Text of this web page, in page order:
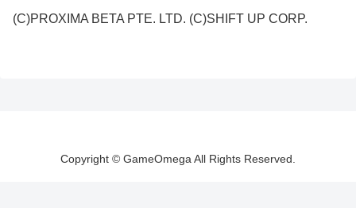
(C)PROXIMA BETA PTE. LTD. (C)SHIFT UP CORP.
Copyright © GameOmega All Rights Reserved.